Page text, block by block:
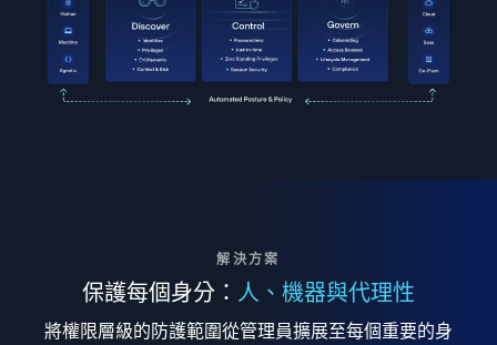
解決方案
保護每個身分： 人、機器與代理性
將權限層級的防護範圍從管理員擴展至每個重要的身